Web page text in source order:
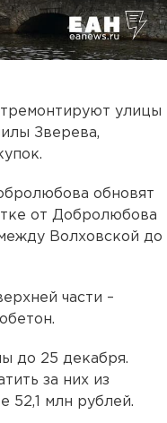
улицы
Зверева,
обновят
от Добролюбова
Волховской до
части –
до 25 декабря.
за них из
52,1 млн рублей.